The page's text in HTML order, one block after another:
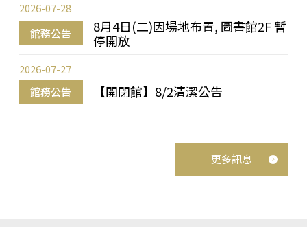
館務公告
8月4日(二)因場地布置, 圖書館2F 暫
停開放
2026-07-28
館務公告 【開閉館】8/2清潔公告
2026-07-27
更多訊息